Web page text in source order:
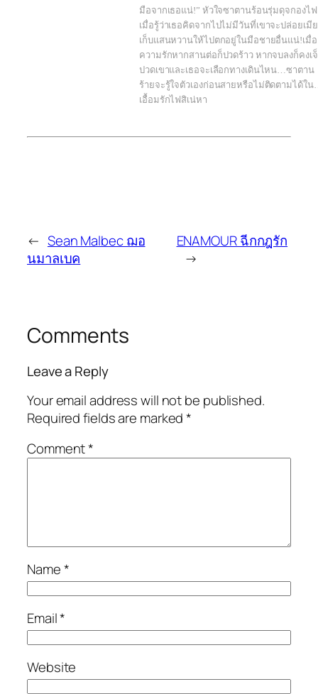
มือจากเธอแน่!” หัวใจซาตานร้อนรุ่มดุจกองไฟ
เมื่อรู้ว่าเธอคิดจากไปไม่มีวันที่เขาจะปล่อยเมีย
เก็บแสนหวานให้ไปตกอยู่ในมือชายอื่นแน่!เมื่อ
ความรักหากสานต่อก็ปวดร้าว หากจบลงก็คงเ
ปวดเขาและเธอจะเลือกทางเดินไหน…ซาตาน
ร้ายจะรู้ใจตัวเองก่อนสายหรือไม่ติดตามได้ใ
เอื้อมรักไฟสิเน่หา
← Sean Malbec ฌอ
นมาลเบค
ENAMOUR ฉีกกฎรัก
→
Comments
Leave a Reply
Your email address will not be published.
Required fields are marked*
Comment*
Name*
Email*
Website